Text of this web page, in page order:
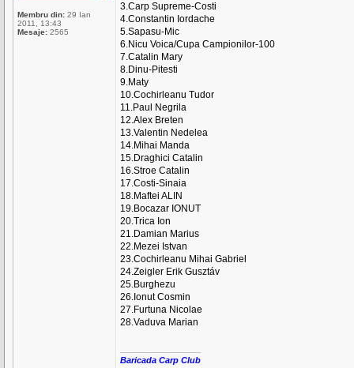
Membru din: 29 Ian
2011, 13:43
Mesaje: 2565
3.Carp Supreme-Costi
4.Constantin Iordache
5.Sapasu-Mic
6.Nicu Voica/Cupa Campionilor-100
7.Catalin Mary
8.Dinu-Pitesti
9.Maty
10.Cochirleanu Tudor
11.Paul Negrila
12.Alex Breten
13.Valentin Nedelea
14.Mihai Manda
15.Draghici Catalin
16.Stroe Catalin
17.Costi-Sinaia
18.Maftei ALIN
19.Bocazar IONUT
20.Trica Ion
21.Damian Marius
22.Mezei Istvan
23.Cochirleanu Mihai Gabriel
24.Zeigler Erik Gusztáv
25.Burghezu
26.Ionut Cosmin
27.Furtuna Nicolae
28.Vaduva Marian
Baricada Carp Club